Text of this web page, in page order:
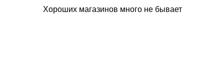
Хороших магазинов много не бывает